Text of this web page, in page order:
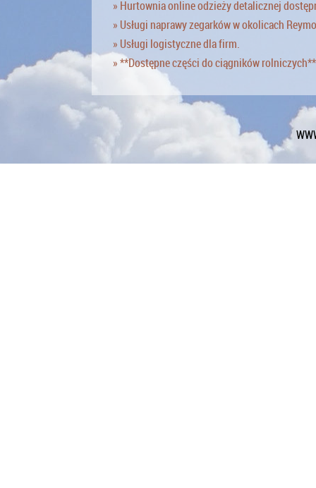
» Hurtownia online odzieży detalicznej
» Usługi naprawy zegarków w okolicach
» Usługi logistyczne dla firm.
» **Dostępne części do ciągników rolniczych**